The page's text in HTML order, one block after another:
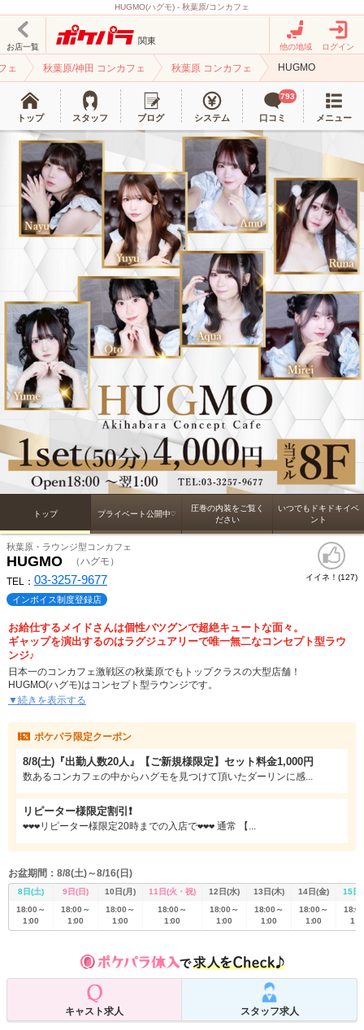
HUGMO(ハグモ) - 秋葉原/コンカフェ
お店一覧
関東
他の地域 ログイン
ェ 秋葉原/神田 コンカフェ 秋葉原 コンカフェ HUGMO
トップ スタッフ ブログ システム 口コミ
793
メニュー
トップ プライベート公開中♡
圧巻の内装をご覧く
ださい
いつでもドキドキイベ
ント
秋葉原・ラウンジ型コンカフェ
HUGMO
（ハグモ）
TEL： 03-3257-9677 イイネ！(127)
インボイス制度登録店
お給仕するメイドさんは個性バツグンで超絶キュートな面々。
ギャップを演出するのはラグジュアリーで唯一無二なコンセプト型ラウ
ンジ♪
日本一のコンカフェ激戦区の秋葉原でもトップクラスの大型店舗！
HUGMO(ハグモ)はコンセプト型ラウンジです。
完全オリジナルのかわいすぎるメイド衣装。
造り。
きっと秋葉原エリアで最大級！
今更『普通』のコンカフェでは意味がないので、せっかくなら何百、何千とあ
るコンカフェの頂点を。そんなポテンシャルのお店です。
▼続きを表示する
ポケパラ限定クーポン
8/8(土)『出勤人数20人』【ご新規様限定】セット料金1,000円
数あるコンカフェの中からハグモを見つけて頂いたダーリンに感...
リピーター様限定割引❗️
❤❤❤リピーター様限定20時までの入店で❤❤❤ 通常 【...
お盆期間：8/8(土)～8/16(日)
8日(土) 9日(日) 10日(月) 11日(火・祝) 12日(水) 13日(木) 14日(金)
15日
18:00～
1:00
18:00～
1:00
18:00～
1:00
18:00～
1:00
18:00～
1:00
18:00～
1:00
18:00～
1:00
キャスト求人 スタッフ求人